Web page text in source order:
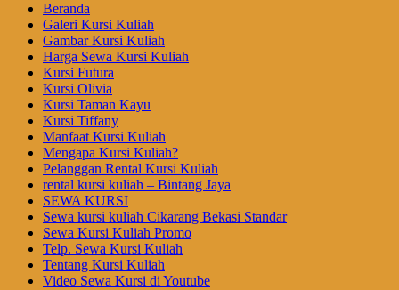
Beranda
Galeri Kursi Kuliah
Gambar Kursi Kuliah
Harga Sewa Kursi Kuliah
Kursi Futura
Kursi Olivia
Kursi Taman Kayu
Kursi Tiffany
Manfaat Kursi Kuliah
Mengapa Kursi Kuliah?
Pelanggan Rental Kursi Kuliah
rental kursi kuliah – Bintang Jaya
SEWA KURSI
Sewa kursi kuliah Cikarang Bekasi Standar
Sewa Kursi Kuliah Promo
Telp. Sewa Kursi Kuliah
Tentang Kursi Kuliah
Video Sewa Kursi di Youtube